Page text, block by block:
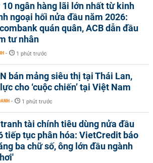
10 ngân hàng lãi lớn nhất từ kinh
ngoại hối nửa đầu năm 2026:
quán quân, ACB dẫn đầu
tư nhân
- 1 phút trước
bán mảng siêu thị tại Thái Lan,
cho ‘cuộc chiến’ tại Việt Nam
- 1 phút trước
tài chính tiêu dùng nửa đầu
tiếp tục phân hóa: VietCredit báo
ba chữ số, ông lớn đầu ngành